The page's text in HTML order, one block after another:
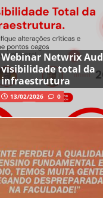
Webinar Netwrix
visibilidade total da
infraestrutura
13/02/2026 0